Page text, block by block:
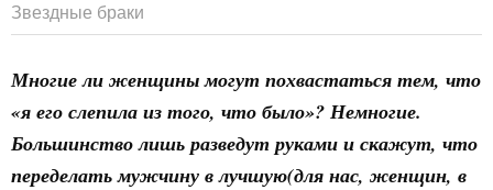
Звездные браки
Многие ли женщины могут похвастаться тем, что
«я его слепила из того, что было»? Немногие.
Большинство лишь разведут руками и скажут, что
переделать мужчину в лучшую(для нас, женщин, в